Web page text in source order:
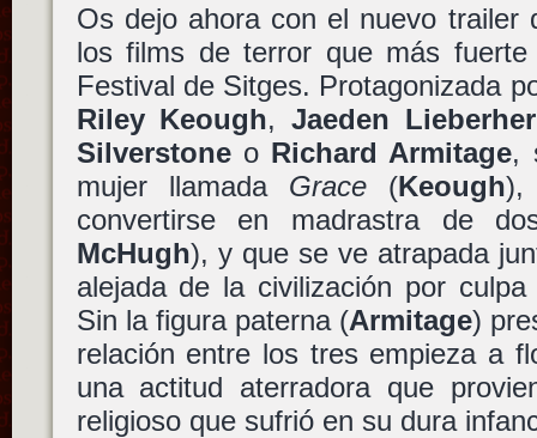
Os dejo ahora con el nuevo trailer
los films de terror que más
Festival de Sitges. Protagonizada
Riley Keough, Jaeden Lieberher
Silverstoneo Richard Armitage,
mujer llamada Grace (Keough),
convertirse en madrastra de
McHugh), y que se ve atrapada
alejada de la civilización por
Sin la figura paterna (Armitage)
relación entre los tres empieza a
una actitud aterradora que
religioso que sufrió en su dura